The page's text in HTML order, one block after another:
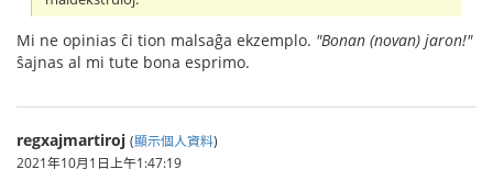
Mi ne opinias ĉi tion malsaĝa ekzemplo. "Bonan (novan) jaron!"
ŝajnas al mi tute bona esprimo.
regxajmartiroj (顯示個人資料)
2021年10月1日上午1:47:19